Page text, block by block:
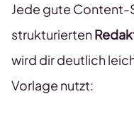
Jede gute Content-
strukturierten
wird dir deutlich
Vorlage nutzt: